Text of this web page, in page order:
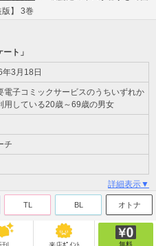
】 3巻
ト」
3月18日
電子コミックサービスのうちいずれか
用している20歳～69歳の男女
チ
詳細表示▼
TL BL オトナ
無料